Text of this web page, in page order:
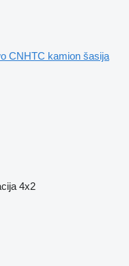
CNHTC kamion šasija
4x2